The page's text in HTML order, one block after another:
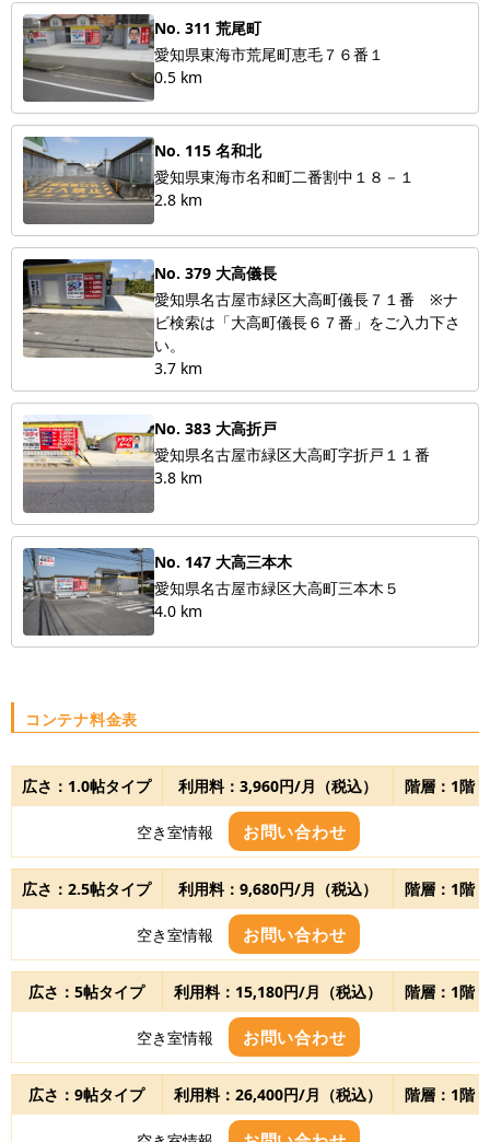
No. 311 荒尾町
愛知県東海市荒尾町恵毛７６番１
0.5 km
No. 115 名和北
愛知県東海市名和町二番割中１８－１
2.8 km
No. 379 大高儀長
愛知県名古屋市緑区大高町儀長７１番 ※ナ
ビ検索は「大高町儀長６７番」をご入力下さ
い。
3.7 km
No. 383 大高折戸
愛知県名古屋市緑区大高町字折戸１１番
3.8 km
No. 147 大高三本木
愛知県名古屋市緑区大高町三本木５
4.0 km
コンテナ料金表
広さ：1.0帖タイプ 利用料：3,960円/月（税込） 階層：1階
空き室情報 お問い合わせ
広さ：2.5帖タイプ 利用料：9,680円/月（税込） 階層：1階
空き室情報 お問い合わせ
広さ：5帖タイプ 利用料：15,180円/月（税込） 階層：1階
空き室情報 お問い合わせ
広さ：9帖タイプ 利用料：26,400円/月（税込） 階層：1階